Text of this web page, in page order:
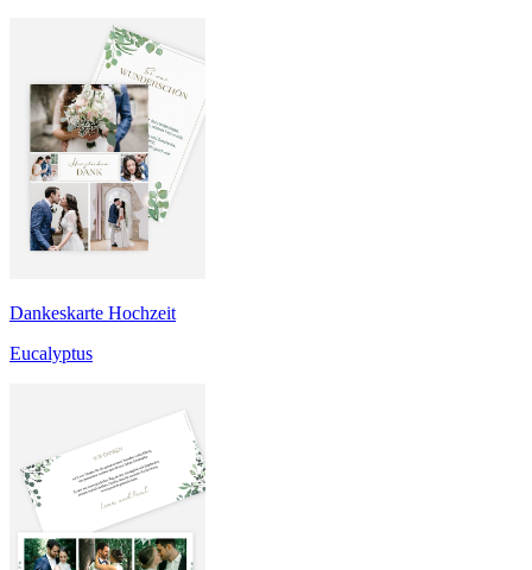
Dankeskarte Hochzeit
Eucalyptus